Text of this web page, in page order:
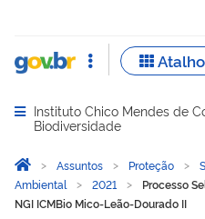
Abrir menu principal de
Instituto Chico Mendes de
Biodiversidade
Você está aqui:
Página Inicial
Assuntos Proteção
Ambiental
2021
Processo
NGI ICMBio Mico-Leão-Dourado II